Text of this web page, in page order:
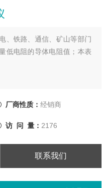
、铁路、通信、矿山等部门
低电阻的导体电阻值；本表
厂商性质： 经销商
访 问 量： 2176
联系我们